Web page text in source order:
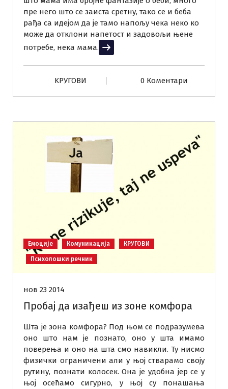
пре него што се заиста сретну, тако се и беба
рађа са идејом да је тамо напољу чека неко ко
може да отклони напетост и задовољи њене
потребе, нека мама. Прочитај више
KРУГОВИ 0 Коментари
Емоције Комуникација КРУГОВИ
Психолошки речник
нов 23 2014
Пробај да изађеш из зоне комфора
Шта је зона комфора? Под њом се подразумева
оно што нам је познато, оно у шта имамо
поверења и оно на шта смо навикли. Ту нисмо
физички ограничени али у њој стварамо своју
рутину, познати колосек. Она је удобна јер се у
њој осећамо сигурно, у њој су понашања